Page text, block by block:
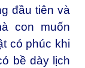
đầu tiên và
con muốn
có phúc khi
bề dày lịch